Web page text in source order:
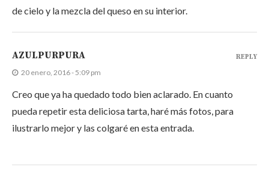
de cielo y la mezcla del queso en su interior.
AZULPURPURA
20 enero, 2016 - 5:09 pm
Creo que ya ha quedado todo bien aclarado. En cuanto
pueda repetir esta deliciosa tarta, haré más fotos, para
ilustrarlo mejor y las colgaré en esta entrada.
REPLY